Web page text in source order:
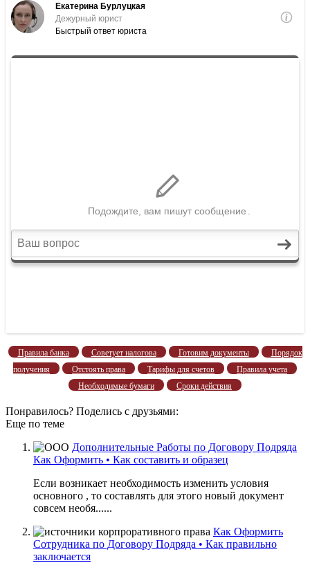
Правила банка Советует налогова Готовим документы
Порядок
получения
Отстоять права Тарифы для счетов
Правила учета
Необходимые бумаги
Сроки действия
Понравилось? Поделись с друзьями:
Еще по теме
Дополнительные Работы по Договору Подряда
Как Оформить • Как составить и образец
Если возникает необходимость изменить условия
основного , то составлять для этого новый документ
совсем необя......
Как Оформить
Сотрудника по Договору Подряда • Как правильно
заключается